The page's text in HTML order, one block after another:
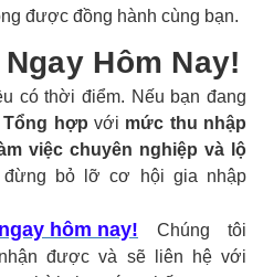
được đồng hành cùng bạn.
Hôm Nay!
có thời điểm. Nếu bạn đang
Tổng hợp với mức thu nhập
việc chuyên nghiệp và lộ
đừng bỏ lỡ cơ hội gia nhập
hôm nay!
Chúng tôi
được và sẽ liên hệ với